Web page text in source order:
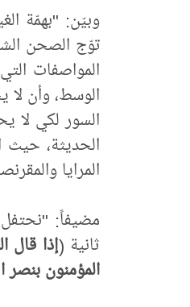
وبيّن: "بهمّة
توّج الصحن
المواصفات
الوسط، وأن لا
السور لكي لا
الحديثة، حيث
المرايا
مضيفاً: "نحتفل
ثانية (إذا قال
المؤمنون بنصر